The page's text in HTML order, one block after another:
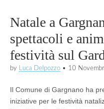
Natale a
spettacoli e
festività sul
by Luca Delpozzo • 10
Il Comune di Gargnano ha
iniziative per le festività